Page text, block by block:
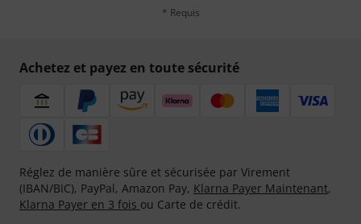
* Requis
Achetez et payez en toute sécurité
Réglez de manière sûre et sécurisée par Virement
(IBAN/BIC), PayPal, Amazon Pay, Klarna Payer Maintenant,
Klarna Payer en 3 fois ou Carte de crédit.